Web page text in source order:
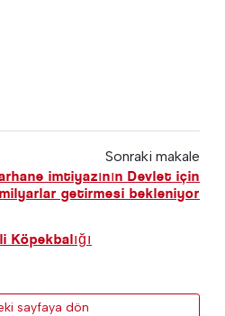
Sonraki makale
imtiyazının Devlet için
milyarlar getirmesi bekleniyor
Köpekbalığı
sayfaya dön